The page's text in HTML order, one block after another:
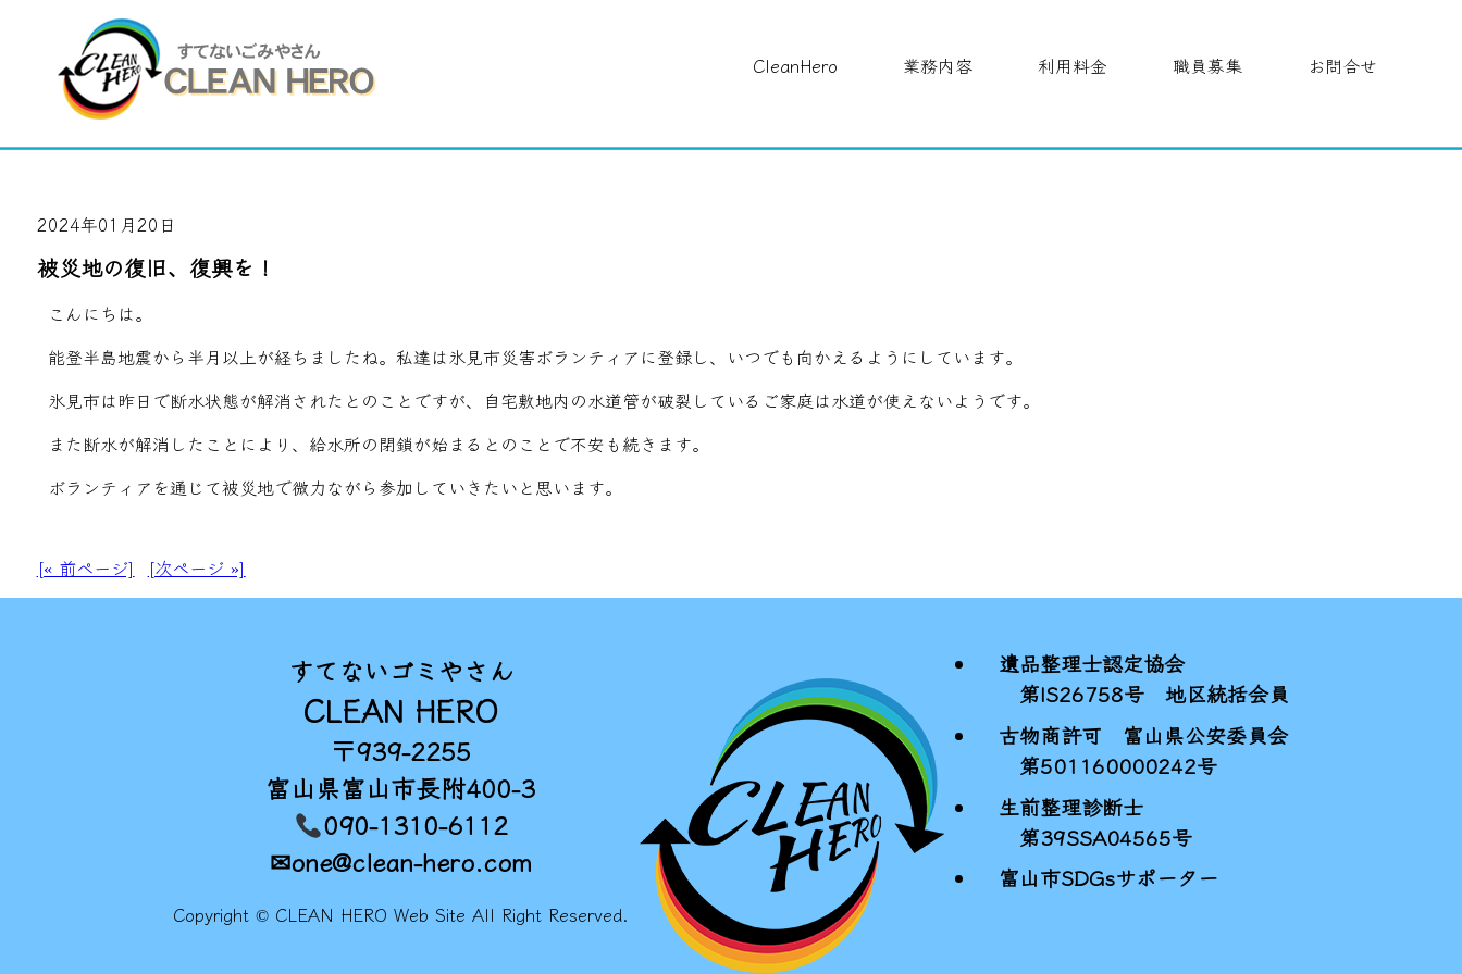
CleanHero 業務内容 利用料金 職員募集 お問合せ
2024年01月20日
被災地の復旧、復興を！
こんにちは。
能登半島地震から半月以上が経ちましたね。私達は氷見市災害ボランティアに登録し、いつでも向かえるようにしています。
氷見市は昨日で断水状態が解消されたとのことですが、自宅敷地内の水道管が破裂しているご家庭は水道が使えないようです。
また断水が解消したことにより、給水所の閉鎖が始まるとのことで不安も続きます。
ボランティアを通じて被災地で微力ながら参加していきたいと思います。
[« 前ページ] [次ページ »]
すてないゴミやさん
CLEAN HERO
〒939-2255
富山県富山市長附400-3
090-1310-6112
✉one@clean-hero.com
Copyright © CLEAN HERO Web Site All Right Reserved.
遺品整理士認定協会
第IS26758号 地区統括会員
古物商許可 富山県公安委員会
第501160000242号
生前整理診断士
第39SSA04565号
富山市SDGsサポーター